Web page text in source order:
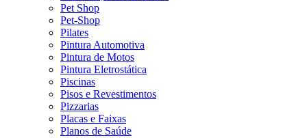
Pet Shop
Pet-Shop
Pilates
Pintura Automotiva
Pintura de Motos
Pintura Eletrostática
Piscinas
Pisos e Revestimentos
Pizzarias
Placas e Faixas
Planos de Saúde